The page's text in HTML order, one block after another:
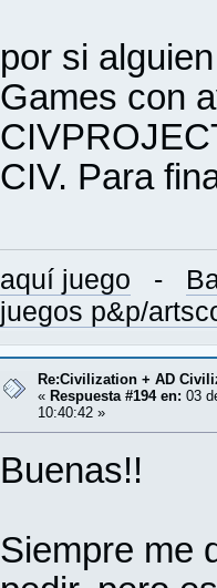
por si
Games con
CIV. Para
aquí juego -
juegos p&p/
Re:Civilization + AD
« Respuesta #194 en: 03
10:40:42 »
Buenas!!
Siempre me